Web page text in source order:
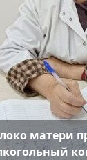
матери